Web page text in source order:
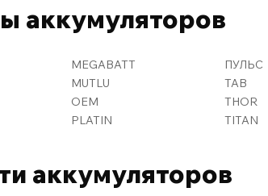
аккумуляторов
MEGABATT
MUTLU
OEM
PLATIN
ПУЛЬС
TAB
THOR
TITAN
аккумуляторов